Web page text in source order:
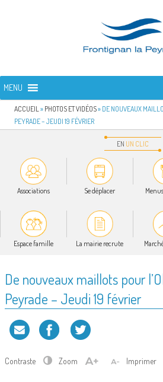
FRONTIGNAN LA
MENU
ACCUEIL » PHOTOS ET VIDÉOS» DE NOUVEAUX
PEYRADE – JEUDI 19 FÉVRIER
EN UN CLIC
Associations Se déplacer
Espace famille La mairie recrute
De nouveaux maillots pour
Peyrade – Jeudi 19 février
Contraste Zoom Imprimer